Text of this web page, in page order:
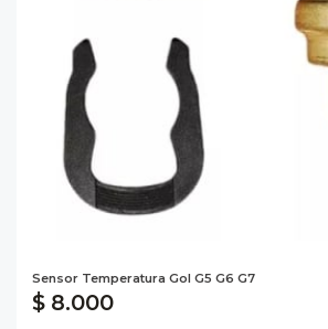
Sensor Temperatura Gol G5 G6 G7
$ 8.000